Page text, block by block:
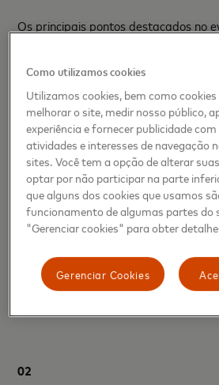
Os principais pontos destacados no
01
Maiseducação sobre criptomoedas
criptoesfera, você não pode ser um
disse Maggie Love, fundadora da
mulheres se envolvam neste novo
contribuir, elas precisam conhecer
essas coisas funcionam”,
indústria, através de unidades que
um NFT até como se tornar uma
02
Como utilizamos cookies
Utilizamos cookies, bem como
melhorar o site, medir nosso público,
experiência e fornecer publicidade
atividades e interesses de navegação
sites. Você tem a opção de alterar
optar por não participar na parte
que alguns dos cookies que usamos
funcionamento de algumas partes do
"Gerenciar cookies" para obter
Gerenciar Cookies